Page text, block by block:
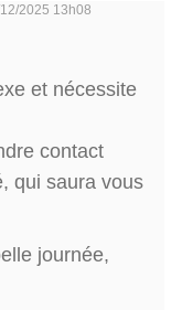
2025 13h08
et nécessite
contact
qui saura vous
journée,